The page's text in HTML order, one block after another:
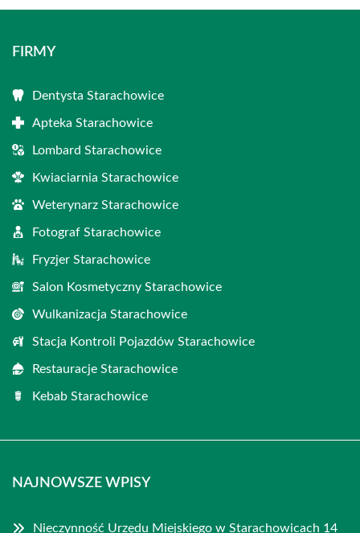
FIRMY
Dentysta Starachowice
Apteka Starachowice
Lombard Starachowice
Kwiaciarnia Starachowice
Weterynarz Starachowice
Fotograf Starachowice
Fryzjer Starachowice
Salon Kosmetyczny Starachowice
Wulkanizacja Starachowice
Stacja Kontroli Pojazdów Starachowice
Restauracje Starachowice
Kebab Starachowice
NAJNOWSZE WPISY
Nieczynność Urzędu Miejskiego w Starachowicach 14